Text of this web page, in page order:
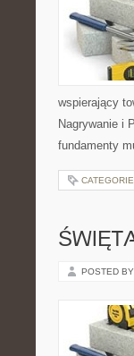
wspierający
Nagrywanie i
fundamenty
POSTED